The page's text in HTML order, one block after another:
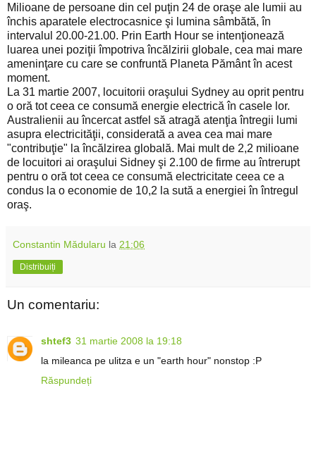
Milioane de persoane din cel puţin 24 de oraşe ale lumii au
închis aparatele electrocasnice şi lumina sâmbătă, în
intervalul 20.00-21.00. Prin Earth Hour se intenţionează
luarea unei poziţii împotriva încălzirii globale, cea mai mare
ameninţare cu care se confruntă Planeta Pământ în acest
moment.
La 31 martie 2007, locuitorii oraşului Sydney au oprit pentru
o oră tot ceea ce consumă energie electrică în casele lor.
Australienii au încercat astfel să atragă atenţia întregii lumi
asupra electricităţii, considerată a avea cea mai mare
"contribuţie" la încălzirea globală. Mai mult de 2,2 milioane
de locuitori ai oraşului Sidney şi 2.100 de firme au întrerupt
pentru o oră tot ceea ce consumă electricitate ceea ce a
condus la o economie de 10,2 la sută a energiei în întregul
oraş.
Constantin Mădularu la 21:06
Distribuiți
Un comentariu:
shtef3 31 martie 2008 la 19:18
la mileanca pe ulitza e un "earth hour" nonstop :P
Răspundeți